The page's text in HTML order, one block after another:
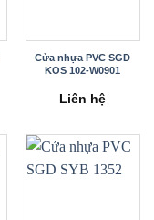
Cửa nhựa PVC SGD
KOS 102-W0901
Liên hệ